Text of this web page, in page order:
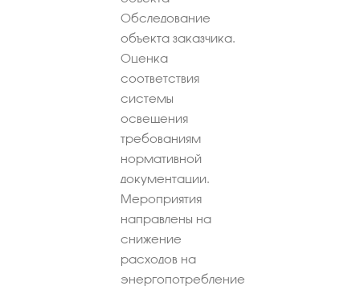
Обследование
объекта заказчика.
Оценка
соответствия
системы
освещения
требованиям
нормативной
документации.
Мероприятия
направлены на
снижение
расходов на
энергопотребление